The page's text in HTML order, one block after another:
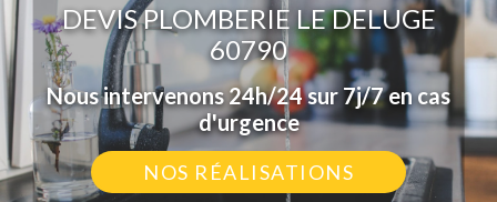
DEVIS PLOMBERIE LE DELUGE
60790
Nous intervenons 24h/24 sur 7j/7 en cas
d'urgence
NOS RÉALISATIONS